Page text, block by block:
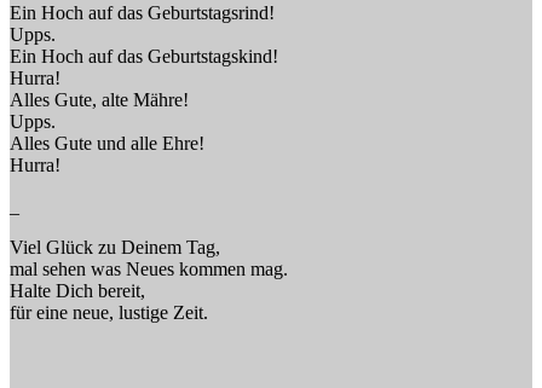
Ein Hoch auf das Geburtstagsrind!
Upps.
Ein Hoch auf das Geburtstagskind!
Hurra!
Alles Gute, alte Mähre!
Upps.
Alles Gute und alle Ehre!
Hurra!
Viel Glück zu Deinem Tag,
mal sehen was Neues kommen mag.
Halte Dich bereit,
für eine neue, lustige Zeit.